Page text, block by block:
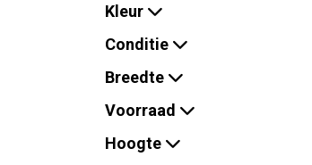
Kleur
Conditie
Breedte
Voorraad
Hoogte